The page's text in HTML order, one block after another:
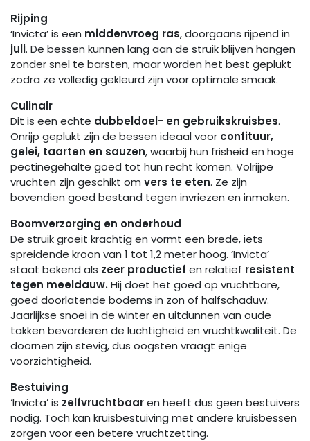
Rijping
‘Invicta’ is een middenvroeg ras, doorgaans rijpend in
juli. De bessen kunnen lang aan de struik blijven hangen
zonder snel te barsten, maar worden het best geplukt
zodra ze volledig gekleurd zijn voor optimale smaak.
Culinair
Dit is een echte dubbeldoel- en gebruikskruisbes.
Onrijp geplukt zijn de bessen ideaal voor confituur,
gelei, taarten en sauzen, waarbij hun frisheid en hoge
pectinegehalte goed tot hun recht komen. Volrijpe
vruchten zijn geschikt om vers te eten. Ze zijn
bovendien goed bestand tegen invriezen en inmaken.
Boomverzorging en onderhoud
De struik groeit krachtig en vormt een brede, iets
spreidende kroon van 1 tot 1,2 meter hoog. ‘Invicta’
staat bekend als zeer productief en relatief resistent
tegen meeldauw.Hij doet het goed op vruchtbare,
goed doorlatende bodems in zon of halfschaduw.
Jaarlijkse snoei in de winter en uitdunnen van oude
takken bevorderen de luchtigheid en vruchtkwaliteit. De
doornen zijn stevig, dus oogsten vraagt enige
voorzichtigheid.
Bestuiving
‘Invicta’ is zelfvruchtbaaren heeft dus geen bestuivers
nodig. Toch kan kruisbestuiving met andere kruisbessen
zorgen voor een betere vruchtzetting.